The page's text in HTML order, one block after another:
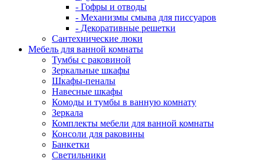
- Гофры и отводы
- Механизмы смыва для писсуаров
- Декоративные решетки
Сантехнические люки
Мебель для ванной комнаты
Тумбы с раковиной
Зеркальные шкафы
Шкафы-пеналы
Навесные шкафы
Комоды и тумбы в ванную комнату
Зеркала
Комплекты мебели для ванной комнаты
Консоли для раковины
Банкетки
Светильники